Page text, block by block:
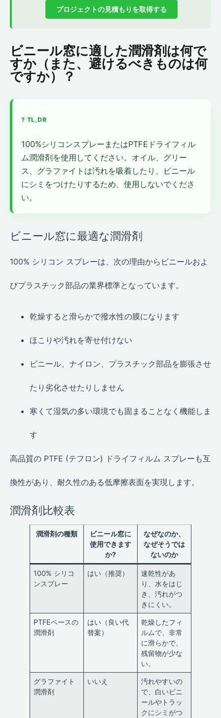
プロジェクトの見積もりを取得する
ビニール窓に適した潤滑剤は何で
すか（また、避けるべきものは何
ですか）？
100%シリコンスプレーまたはPTFEドライフィル
ム潤滑剤を使用してください。オイル、グリー
ス、グラファイトは汚れを吸着したり、ビニール
にシミをつけたりするため、使用しないでくださ
い。
ビニール窓に最適な潤滑剤
100% シリコン スプレーは、次の理由からビニールおよ
びプラスチック部品の業界標準となっています。
乾燥すると滑らかで撥水性の膜になります
ほこりや汚れを寄せ付けない
ビニール、ナイロン、プラスチック部品を膨張させ
たり劣化させたりしません
寒くて湿気の多い環境でも固まることなく機能しま
す
高品質の PTFE (テフロン) ドライフィルム スプレーも互
換性があり、耐久性のある低摩擦表面を実現します。
潤滑剤比較表
潤滑剤の種類
ビニール窓に
使用できます
か?
なぜなのか、
なぜそうでは
ないのか
100% シリコ
ンスプレー
はい（推奨）
速乾性があ
り、水をはじ
き、汚れがつ
きにくい。
PTFEベースの
潤滑剤
はい（良い代
替案）
乾燥したフィ
ルムで、非常
に滑らかで、
残留物が少な
い。
グラファイト
潤滑剤
いいえ
汚れやすいの
で、白いビニ
ールやトラッ
クにシミがつ